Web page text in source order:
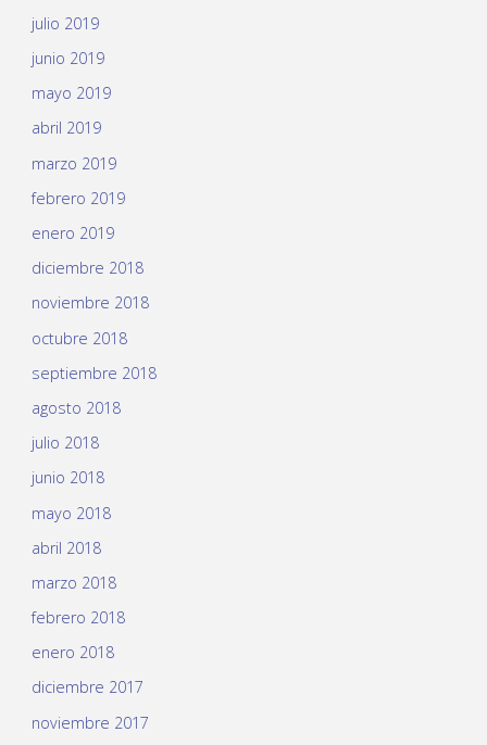
julio 2019
junio 2019
mayo 2019
abril 2019
marzo 2019
febrero 2019
enero 2019
diciembre 2018
noviembre 2018
octubre 2018
septiembre 2018
agosto 2018
julio 2018
junio 2018
mayo 2018
abril 2018
marzo 2018
febrero 2018
enero 2018
diciembre 2017
noviembre 2017